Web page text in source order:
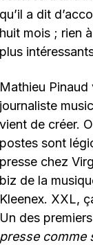
qu’il a dit
huit mois ; rien
plus
Mathieu Pinaud
journaliste
vient de créer.
postes sont
presse chez
biz de la
Kleenex. XXL,
Un des
presse comme